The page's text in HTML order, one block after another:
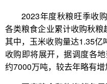
2023年度秋粮旺季收
各类粮食企业累计收购秋粮
其中，玉米收购量达1.35
收购即将展开，据调度各
约7000万吨，较去年略有增